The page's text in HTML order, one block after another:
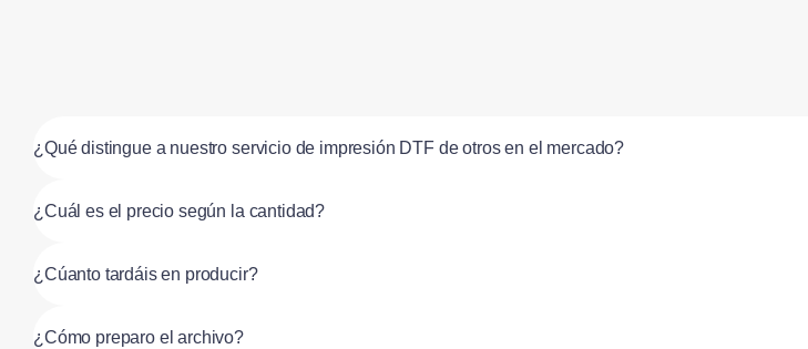
¿Qué distingue a nuestro servicio de impresión DTF de otros en el mercado?
¿Cuál es el precio según la cantidad?
¿Cúanto tardáis en producir?
¿Cómo preparo el archivo?